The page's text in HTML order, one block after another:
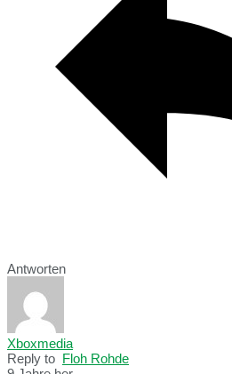
Antworten
Xboxmedia
Reply to Floh Rohde